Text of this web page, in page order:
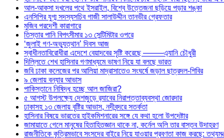
আল-আকসা দখলের পথে ইসরাইল, বিশ্বে উত্তেজনা ছড়িয়ে পড়ার শঙ্কা
এনসিপির যুগ্ম সদস্যসচিব গাজী সালাউদ্দীন তানভীর গ্রেফতার
মুজিব পরদেশী কারাগারে
তিস্তার পানি বিপৎসীমার ১৩ সেন্টিমিটার ওপরে
‘জুলাই গণ-অভ্যুত্থান’ দিবস আজ
স্বাধীনতাবিরোধীরা এদেশে বেয়াদবের সৃষ্টি করেছে ——–এ্যানি চৌধুরী
দিল্লিতে শেখ হাসিনার গণমাধ্যমে ভাষণ নিয়ে যা বলছে ভারত
জবি ঢাকা কলেজের পর আলিয়া মাদ্রাসাতেও সংঘর্ষে জড়াল ছাত্রদল-শিবির
৯ জেলায় বন্যার আভাস
পাকিস্তানে নিষিদ্ধ হচ্ছে আল জাজিরা?
৫ আগস্ট উপলক্ষ্যে দেশজুড়ে র‌্যাবের নিরাপত্তাব্যবস্থা জোরদার
ঢাকাসহ ১৩ জেলায় বৃষ্টির আভাস, নদীবন্দরে সতর্কতা
হাসিনার বিষয়ে ভারতের হাইকমিশনারের সঙ্গে যে কথা হলো উপদেষ্টার
জামায়াতে গেলে মানুষের হিতাহিতজ্ঞান থাকে না, কর্নেল অলি তার বাস্তব উদাহরণ
রাজনীতিকে কৃত্রিমভাবে সংসদের বাইরে নিয়ে যাওয়ার প্রবণতা কাজ করছে: